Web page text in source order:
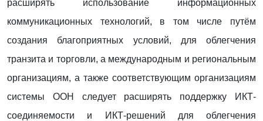
расширять использование информационных
коммуникационных технологий, в том числе путём
создания благоприятных условий, для облегчения
транзита и торговли, а международным и региональным
организациям, а также соответствующим организациям
системы ООН следует расширять поддержку ИКТ-
соединяемости и ИКТ-решений для облегчения